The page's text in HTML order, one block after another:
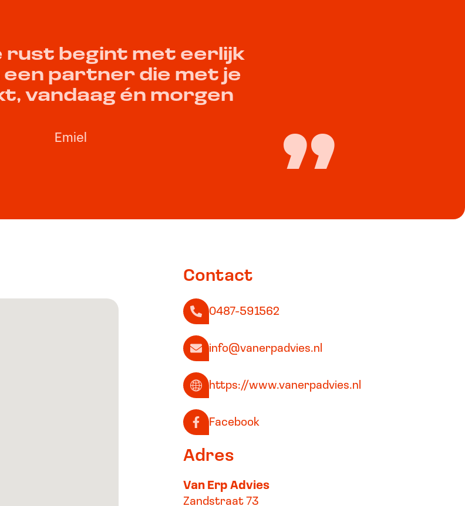
rust begint met eerlijk
een partner die met je
vandaag én morgen
Emiel
Contact
0487-591562
info@vanerpadvies.nl
https://www.vanerpadvies.nl
Facebook
Adres
Van Erp Advies
Zandstraat 73